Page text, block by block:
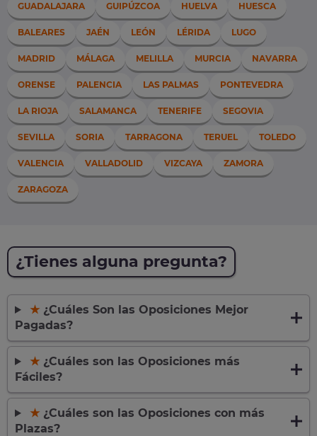
GUADALAJARA GUIPÚZCOA HUELVA HUESCA
BALEARES JAÉN LEÓN LÉRIDA LUGO
MADRID MÁLAGA MELILLA MURCIA NAVARRA
ORENSE PALENCIA LAS PALMAS PONTEVEDRA
LA RIOJA SALAMANCA TENERIFE SEGOVIA
SEVILLA SORIA TARRAGONA TERUEL TOLEDO
VALENCIA VALLADOLID VIZCAYA ZAMORA
ZARAGOZA
¿Tienes alguna pregunta?
★¿Cuáles Son las Oposiciones Mejor
Pagadas?
★¿Cuáles son las Oposiciones más
Fáciles?
★¿Cuáles son las Oposiciones con más
Plazas?